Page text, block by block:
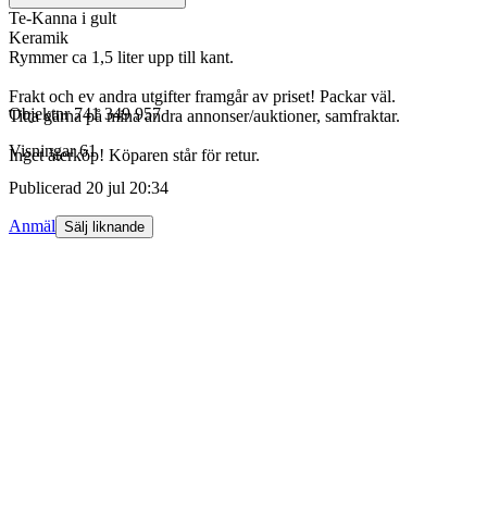
Te-Kanna i gult
Keramik
Rymmer ca 1,5 liter upp till kant.
Frakt och ev andra utgifter framgår av priset! Packar väl.
Titta gärna på mina andra annonser/auktioner, samfraktar.
Inget återköp! Köparen står för retur.
Objektnr 741 349 957
Visningar 61
Publicerad 20 jul 20:34
Anmäl Sälj liknande